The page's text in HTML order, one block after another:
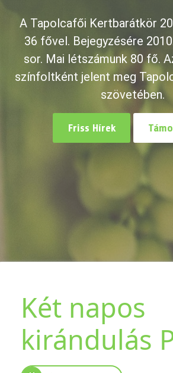
A Tapolcafői Kertbarátkör
36 fővel. Bejegyzésére
sor. Mai létszámunk 80 fő.
színfoltként jelent meg
szövetében.
Friss Hírek
Két napos
kirándulás